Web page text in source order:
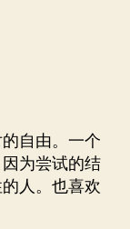
自由。一个
为尝试的结
人。也喜欢